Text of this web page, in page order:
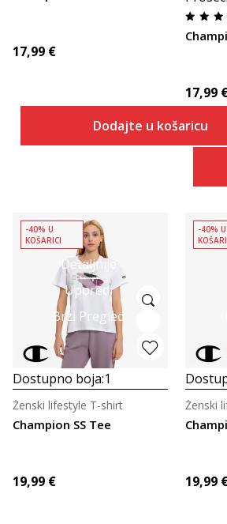
17,99 €
Dodajte u košaricu
17,99
Detaljnije
Uporedi
Brzi Pregled
-40% U
KOŠARICI
Dostupno boja:1
Champion SS Tee
Ženski lifestyle T-shirt
19,99 €
-40% U
Ženski
19,99